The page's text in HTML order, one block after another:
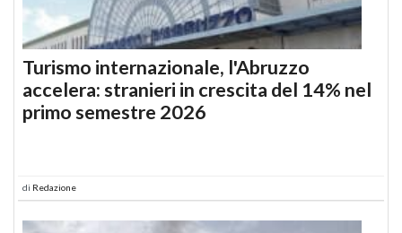
Turismo internazionale, l'Abruzzo
accelera: stranieri in crescita del 14% nel
primo semestre 2026
di Redazione